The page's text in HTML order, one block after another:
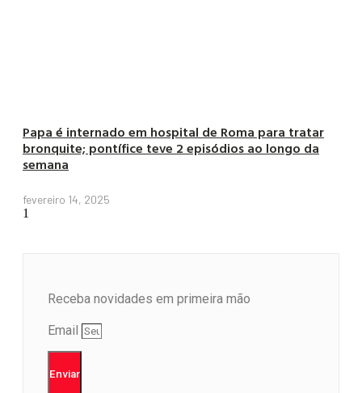
Papa é internado em hospital de Roma para tratar
bronquite; pontífice teve 2 episódios ao longo da
semana
fevereiro 14, 2025
Receba novidades em primeira mão
Email
Enviar